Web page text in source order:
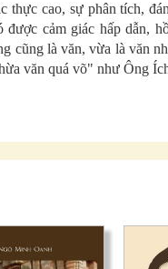
thực cao, sự phân tích,
cảm giác hấp dẫn,
cũng là văn, vừa là văn
văn quá võ" như Ông